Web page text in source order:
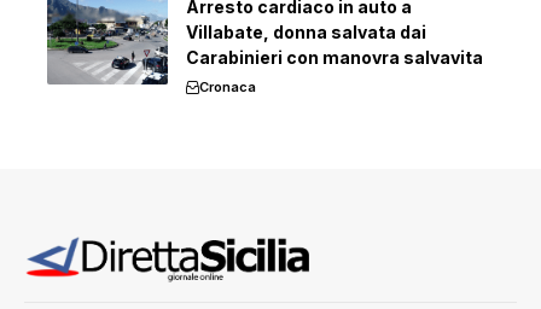
Arresto cardiaco in auto a
Villabate, donna salvata dai
Carabinieri con manovra salvavita
Cronaca